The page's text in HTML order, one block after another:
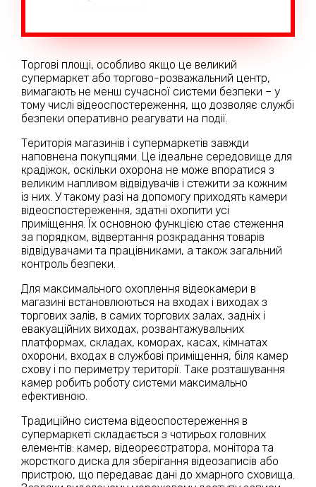
Торгові площі, особливо якщо це великий
супермаркет або торгово-розважальний центр,
вимагають не менш сучасної системи безпеки – у
тому числі відеоспостереження, що дозволяє службі
безпеки оперативно реагувати на події.
Територія магазинів і супермаркетів завжди
наповнена покупцями. Це ідеальне середовище для
крадіжок, оскільки охорона не може впоратися з
великим напливом відвідувачів і стежити за кожним
із них. У такому разі на допомогу приходять камери
відеоспостереження, здатні охопити усі
приміщення. Їх основною функцією стає стеження
за порядком, відвертання розкрадання товарів
відвідувачами та працівниками, а також загальний
контроль безпеки.
Для максимального охоплення відеокамери в
магазині встановлюються на входах і виходах з
торгових залів, в самих торгових залах, задніх і
евакуаційних виходах, розвантажувальних
платформах, складах, коморах, касах, кімнатах
охорони, входах в службові приміщення, біля камер
схову і по периметру території. Таке розташування
камер робить роботу системи максимально
ефективною.
Традиційно система відеоспостереження в
супермаркеті складається з чотирьох головних
елементів: камер, відеореєстратора, монітора та
жорсткого диска для зберігання відеозаписів або
пристрою, що передаває дані до хмарного сховища.